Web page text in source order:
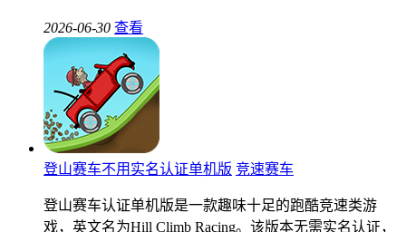
2026-06-30 查看
登山赛车不用实名认证单机版 竞速赛车
登山赛车认证单机版是一款趣味十足的跑酷竞速类游
戏，英文名为Hill Climb Racing。该版本无需实名认证，